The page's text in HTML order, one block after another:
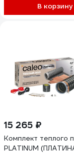
В корзину
15 265 ₽
Комплект теплого
PLATINUM